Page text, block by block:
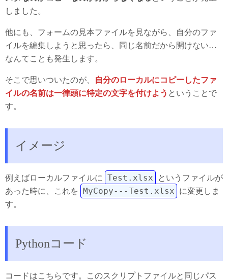
しました。
他にも、フォームの見本ファイルを見ながら、自分のファ
イルを編集しようと思ったら、同じ名前だから開けない…
なんてことも発生します。
そこで思いついたのが、
自分のローカルにコピーしたファ
イルの名前は一律頭に特定の文字を付けよう ということで
す。
イメージ
例えばローカルファイルに Test.xlsx
というファイルが
あった時に、これを
MyCopy---Test.xlsx
に変更しま
す。
Pythonコード
コードはこちらです。このスクリプトファイルと同じパス